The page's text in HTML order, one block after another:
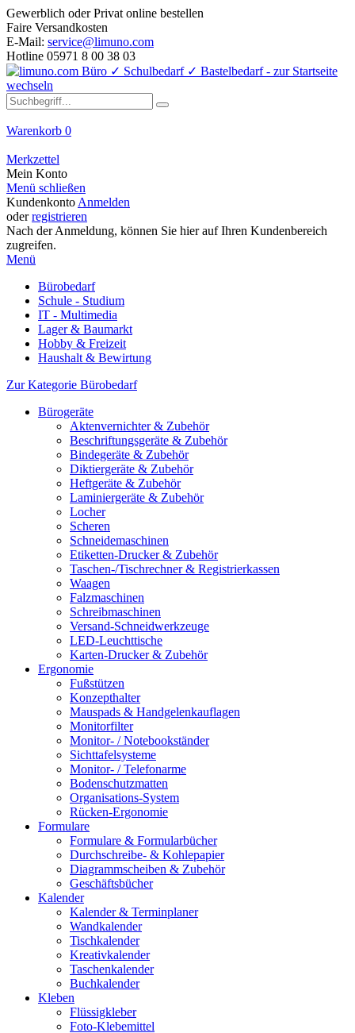
Gewerblich oder Privat online bestellen
Faire Versandkosten
E-Mail: service@limuno.com
Hotline 05971 8 00 38 03
Warenkorb 0
Merkzettel
Mein Konto
Menü schließen
Kundenkonto Anmelden
oderregistrieren
Nach der Anmeldung, können Sie hier auf Ihren Kundenbereich
zugreifen.
Menü
Bürobedarf
Schule - Studium
IT - Multimedia
Lager & Baumarkt
Hobby & Freizeit
Haushalt & Bewirtung
Zur Kategorie Bürobedarf
Bürogeräte
Aktenvernichter & Zubehör
Beschriftungsgeräte & Zubehör
Bindegeräte & Zubehör
Diktiergeräte & Zubehör
Heftgeräte & Zubehör
Laminiergeräte & Zubehör
Locher
Scheren
Schneidemaschinen
Etiketten-Drucker & Zubehör
Taschen-/Tischrechner & Registrierkassen
Waagen
Falzmaschinen
Schreibmaschinen
Versand-Schneidwerkzeuge
LED-Leuchttische
Karten-Drucker & Zubehör
Ergonomie
Fußstützen
Konzepthalter
Mauspads & Handgelenkauflagen
Monitorfilter
Monitor- / Notebookständer
Sichttafelsysteme
Monitor- / Telefonarme
Bodenschutzmatten
Organisations-System
Rücken-Ergonomie
Formulare
Formulare & Formularbücher
Durchschreibe- & Kohlepapier
Diagrammscheiben & Zubehör
Geschäftsbücher
Kalender
Kalender & Terminplaner
Wandkalender
Tischkalender
Kreativkalender
Taschenkalender
Buchkalender
Kleben
Flüssigkleber
Foto-Klebemittel